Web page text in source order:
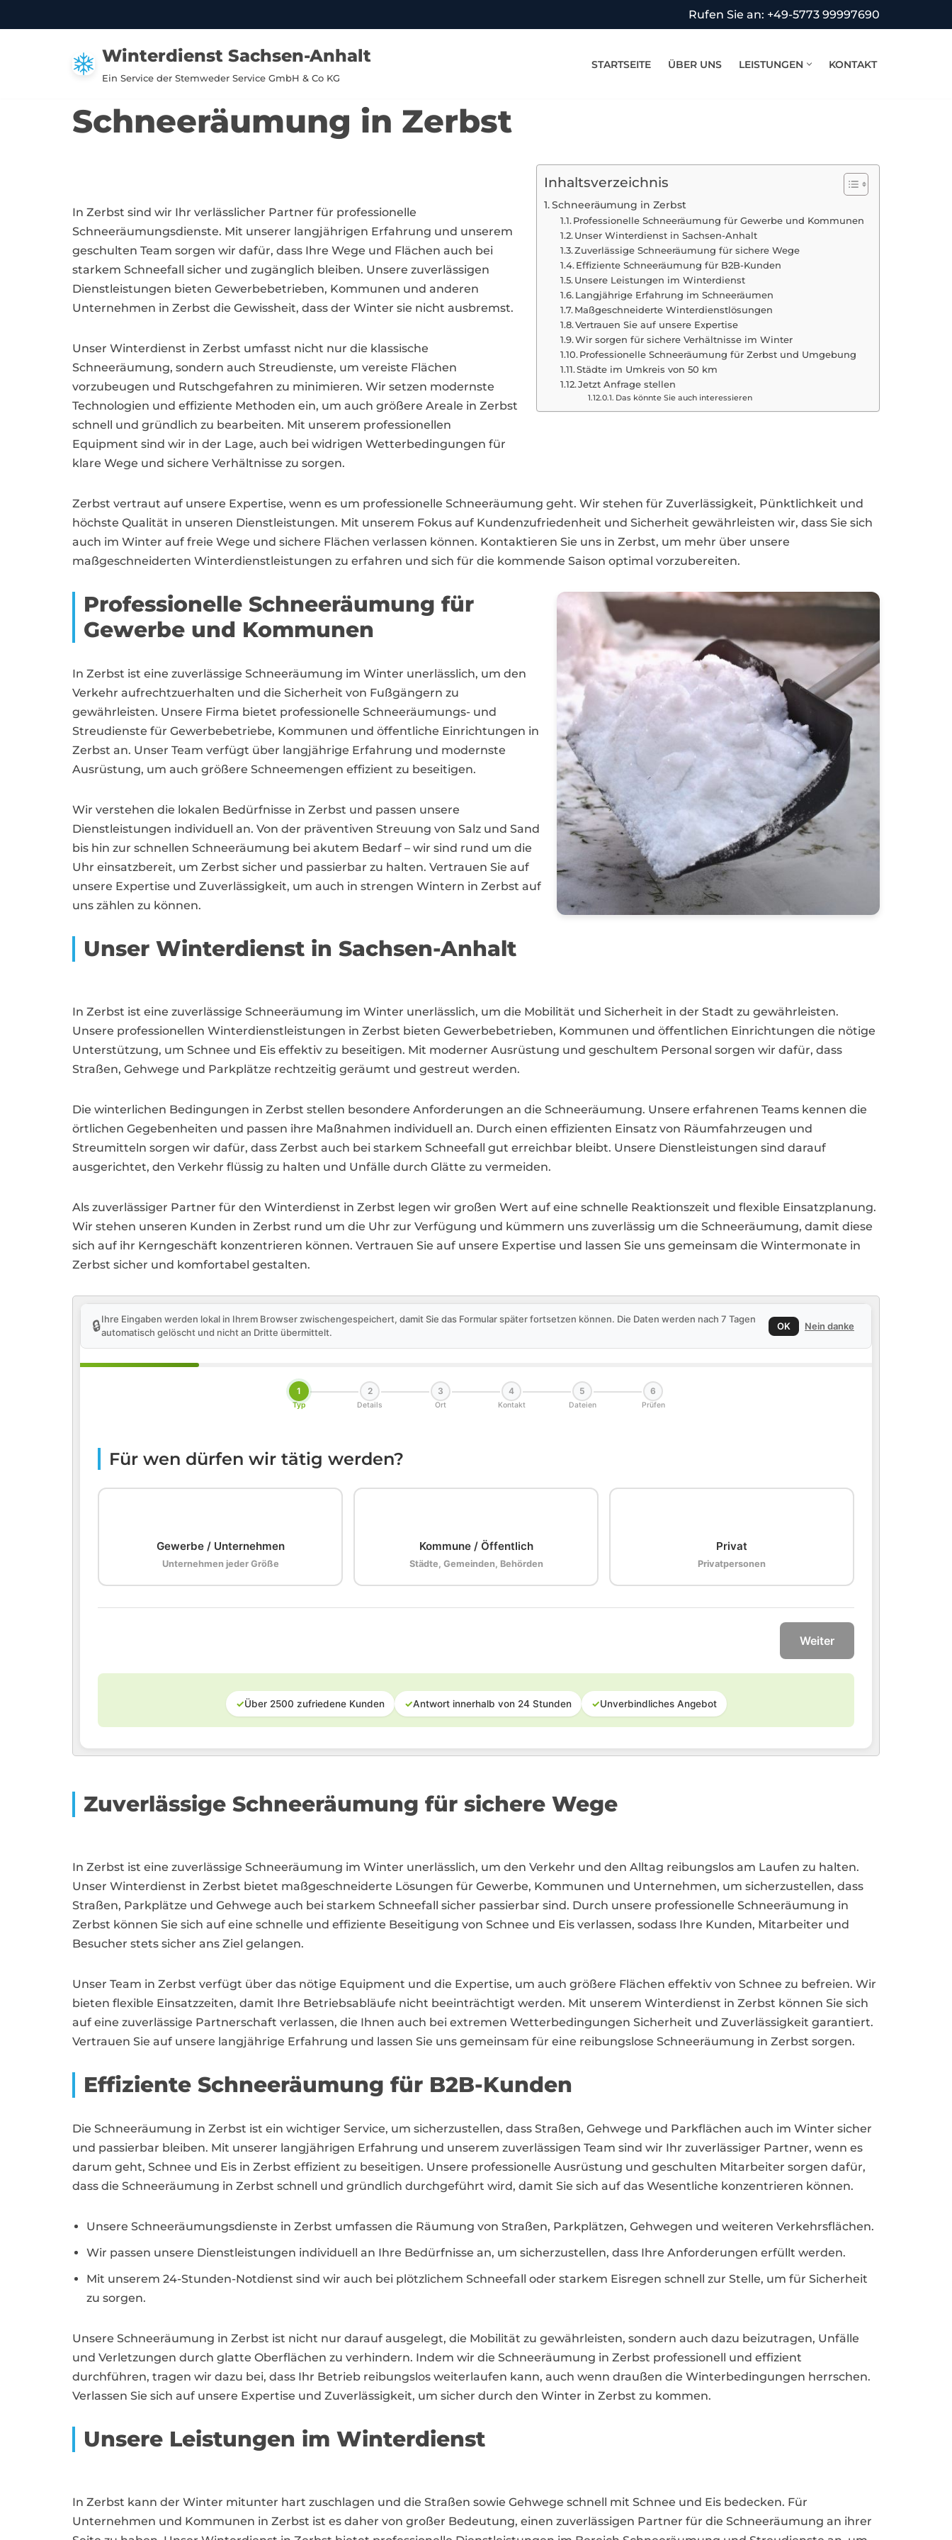
Rufen Sie an: +49-5773 99997690
Winterdienst Sachsen-Anhalt
Ein Service der Stemweder Service GmbH & Co KG
STARTSEITE ÜBER UNS LEISTUNGEN KONTAKT
Schneeräumung in Zerbst
Inhaltsverzeichnis
Schneeräumung in Zerbst
Professionelle Schneeräumung für Gewerbe und Kommunen
Unser Winterdienst in Sachsen-Anhalt
Zuverlässige Schneeräumung für sichere Wege
Effiziente Schneeräumung für B2B-Kunden
Unsere Leistungen im Winterdienst
Langjährige Erfahrung im Schneeräumen
Maßgeschneiderte Winterdienstlösungen
Vertrauen Sie auf unsere Expertise
Wir sorgen für sichere Verhältnisse im Winter
Professionelle Schneeräumung für Zerbst und Umgebung
Städte im Umkreis von 50 km
Jetzt Anfrage stellen
Das könnte Sie auch interessieren
In Zerbst sind wir Ihr verlässlicher Partner für professionelle
Schneeräumungsdienste. Mit unserer langjährigen Erfahrung und unserem
geschulten Team sorgen wir dafür, dass Ihre Wege und Flächen auch bei
starkem Schneefall sicher und zugänglich bleiben. Unsere zuverlässigen
Dienstleistungen bieten Gewerbebetrieben, Kommunen und anderen
Unternehmen in Zerbst die Gewissheit, dass der Winter sie nicht ausbremst.
Unser Winterdienst in Zerbst umfasst nicht nur die klassische
Schneeräumung, sondern auch Streudienste, um vereiste Flächen
vorzubeugen und Rutschgefahren zu minimieren. Wir setzen modernste
Technologien und effiziente Methoden ein, um auch größere Areale in Zerbst
schnell und gründlich zu bearbeiten. Mit unserem professionellen
Equipment sind wir in der Lage, auch bei widrigen Wetterbedingungen für
klare Wege und sichere Verhältnisse zu sorgen.
Zerbst vertraut auf unsere Expertise, wenn es um professionelle Schneeräumung geht. Wir stehen für Zuverlässigkeit, Pünktlichkeit und
höchste Qualität in unseren Dienstleistungen. Mit unserem Fokus auf Kundenzufriedenheit und Sicherheit gewährleisten wir, dass Sie sich
auch im Winter auf freie Wege und sichere Flächen verlassen können. Kontaktieren Sie uns in Zerbst, um mehr über unsere
maßgeschneiderten Winterdienstleistungen zu erfahren und sich für die kommende Saison optimal vorzubereiten.
Professionelle Schneeräumung für
Gewerbe und Kommunen
In Zerbst ist eine zuverlässige Schneeräumung im Winter unerlässlich, um den
Verkehr aufrechtzuerhalten und die Sicherheit von Fußgängern zu
gewährleisten. Unsere Firma bietet professionelle Schneeräumungs- und
Streudienste für Gewerbebetriebe, Kommunen und öffentliche Einrichtungen in
Zerbst an. Unser Team verfügt über langjährige Erfahrung und modernste
Ausrüstung, um auch größere Schneemengen effizient zu beseitigen.
Wir verstehen die lokalen Bedürfnisse in Zerbst und passen unsere
Dienstleistungen individuell an. Von der präventiven Streuung von Salz und Sand
bis hin zur schnellen Schneeräumung bei akutem Bedarf – wir sind rund um die
Uhr einsatzbereit, um Zerbst sicher und passierbar zu halten. Vertrauen Sie auf
unsere Expertise und Zuverlässigkeit, um auch in strengen Wintern in Zerbst auf
uns zählen zu können.
Unser Winterdienst in Sachsen-Anhalt
In Zerbst ist eine zuverlässige Schneeräumung im Winter unerlässlich, um die Mobilität und Sicherheit in der Stadt zu gewährleisten.
Unsere professionellen Winterdienstleistungen in Zerbst bieten Gewerbebetrieben, Kommunen und öffentlichen Einrichtungen die nötige
Unterstützung, um Schnee und Eis effektiv zu beseitigen. Mit moderner Ausrüstung und geschultem Personal sorgen wir dafür, dass
Straßen, Gehwege und Parkplätze rechtzeitig geräumt und gestreut werden.
Die winterlichen Bedingungen in Zerbst stellen besondere Anforderungen an die Schneeräumung. Unsere erfahrenen Teams kennen die
örtlichen Gegebenheiten und passen ihre Maßnahmen individuell an. Durch einen effizienten Einsatz von Räumfahrzeugen und
Streumitteln sorgen wir dafür, dass Zerbst auch bei starkem Schneefall gut erreichbar bleibt. Unsere Dienstleistungen sind darauf
ausgerichtet, den Verkehr flüssig zu halten und Unfälle durch Glätte zu vermeiden.
Als zuverlässiger Partner für den Winterdienst in Zerbst legen wir großen Wert auf eine schnelle Reaktionszeit und flexible Einsatzplanung.
Wir stehen unseren Kunden in Zerbst rund um die Uhr zur Verfügung und kümmern uns zuverlässig um die Schneeräumung, damit diese
sich auf ihr Kerngeschäft konzentrieren können. Vertrauen Sie auf unsere Expertise und lassen Sie uns gemeinsam die Wintermonate in
Zerbst sicher und komfortabel gestalten.
🔒Ihre Eingaben werden lokal in Ihrem Browser zwischengespeichert, damit Sie das Formular später fortsetzen können. Die Daten werden nach 7 Tagen
automatisch gelöscht und nicht an Dritte übermittelt.
OK Nein danke
1
Typ
2
Details
3
Ort
4
Kontakt
5
Dateien
6
Prüfen
Für wen dürfen wir tätig werden?
Gewerbe / Unternehmen
Unternehmen jeder Größe
Kommune / Öffentlich
Städte, Gemeinden, Behörden
Privat
Privatpersonen
Weiter
✓Über 2500 zufriedene Kunden ✓Antwort innerhalb von 24 Stunden ✓Unverbindliches Angebot
Zuverlässige Schneeräumung für sichere Wege
In Zerbst ist eine zuverlässige Schneeräumung im Winter unerlässlich, um den Verkehr und den Alltag reibungslos am Laufen zu halten.
Unser Winterdienst in Zerbst bietet maßgeschneiderte Lösungen für Gewerbe, Kommunen und Unternehmen, um sicherzustellen, dass
Straßen, Parkplätze und Gehwege auch bei starkem Schneefall sicher passierbar sind. Durch unsere professionelle Schneeräumung in
Zerbst können Sie sich auf eine schnelle und effiziente Beseitigung von Schnee und Eis verlassen, sodass Ihre Kunden, Mitarbeiter und
Besucher stets sicher ans Ziel gelangen.
Unser Team in Zerbst verfügt über das nötige Equipment und die Expertise, um auch größere Flächen effektiv von Schnee zu befreien. Wir
bieten flexible Einsatzzeiten, damit Ihre Betriebsabläufe nicht beeinträchtigt werden. Mit unserem Winterdienst in Zerbst können Sie sich
auf eine zuverlässige Partnerschaft verlassen, die Ihnen auch bei extremen Wetterbedingungen Sicherheit und Zuverlässigkeit garantiert.
Vertrauen Sie auf unsere langjährige Erfahrung und lassen Sie uns gemeinsam für eine reibungslose Schneeräumung in Zerbst sorgen.
Effiziente Schneeräumung für B2B-Kunden
Die Schneeräumung in Zerbst ist ein wichtiger Service, um sicherzustellen, dass Straßen, Gehwege und Parkflächen auch im Winter sicher
und passierbar bleiben. Mit unserer langjährigen Erfahrung und unserem zuverlässigen Team sind wir Ihr zuverlässiger Partner, wenn es
darum geht, Schnee und Eis in Zerbst effizient zu beseitigen. Unsere professionelle Ausrüstung und geschulten Mitarbeiter sorgen dafür,
dass die Schneeräumung in Zerbst schnell und gründlich durchgeführt wird, damit Sie sich auf das Wesentliche konzentrieren können.
Unsere Schneeräumungsdienste in Zerbst umfassen die Räumung von Straßen, Parkplätzen, Gehwegen und weiteren Verkehrsflächen.
Wir passen unsere Dienstleistungen individuell an Ihre Bedürfnisse an, um sicherzustellen, dass Ihre Anforderungen erfüllt werden.
Mit unserem 24-Stunden-Notdienst sind wir auch bei plötzlichem Schneefall oder starkem Eisregen schnell zur Stelle, um für Sicherheit
zu sorgen.
Unsere Schneeräumung in Zerbst ist nicht nur darauf ausgelegt, die Mobilität zu gewährleisten, sondern auch dazu beizutragen, Unfälle
und Verletzungen durch glatte Oberflächen zu verhindern. Indem wir die Schneeräumung in Zerbst professionell und effizient
durchführen, tragen wir dazu bei, dass Ihr Betrieb reibungslos weiterlaufen kann, auch wenn draußen die Winterbedingungen herrschen.
Verlassen Sie sich auf unsere Expertise und Zuverlässigkeit, um sicher durch den Winter in Zerbst zu kommen.
Unsere Leistungen im Winterdienst
In Zerbst kann der Winter mitunter hart zuschlagen und die Straßen sowie Gehwege schnell mit Schnee und Eis bedecken. Für
Unternehmen und Kommunen in Zerbst ist es daher von großer Bedeutung, einen zuverlässigen Partner für die Schneeräumung an ihrer